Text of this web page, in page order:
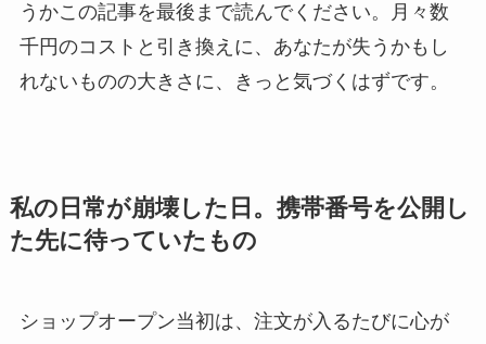
うかこの記事を最後まで読んでください。月々数
千円のコストと引き換えに、あなたが失うかもし
れないものの大きさに、きっと気づくはずです。
私の日常が崩壊した日。携帯番号を公開し
た先に待っていたもの
ショップオープン当初は、注文が入るたびに心が